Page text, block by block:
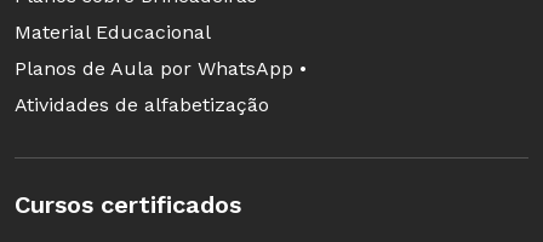
Material Educacional
Planos de Aula por WhatsApp •
Atividades de alfabetização
Cursos certificados